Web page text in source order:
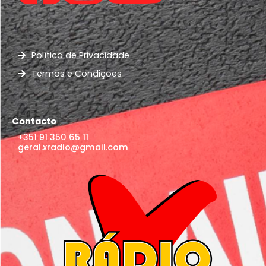
Política de Privacidade
Termos e Condições
Contacto
+351 91 350 65 11
geral.xradio@gmail.com